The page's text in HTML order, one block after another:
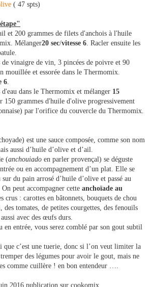
( 47 spts)
et 200 grammes de filets d'anchois à l'huile
Mélanger20 sec/vitesse 6. Racler ensuite les
vinaigre de vin, 3 pincées de poivre et 90
mouillée et essorée dans le Thermomix.
6.
dans le Thermomix et mélanger 15
150 grammes d'huile d'olive progressivement
par l'orifice du couvercle du Thermomix.
est une sauce composée, comme son nom
aussi d’huile d’olive et d’ail.
(anchouiado en parler provençal) se déguste
ou en accompagnement d’un plat. Elle se
du pain arrosé d’huile d’olive et passé au
peut accompagner cette anchoïade au
crus : carottes en bâtonnets, bouquets de chou
des tomates, de petites courgettes, des fenouils
avec des œufs durs.
en entrée, vous serez comblé par son gout subtil
que c’est une tuerie, donc si l’on veut limiter la
des légumes pour avoir le gout, mais ne
comme cuillère ! en bon entendeur ….
2016 publication sur cookomix